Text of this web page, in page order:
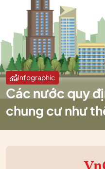
Infographic
Các nước quy
chung cư như